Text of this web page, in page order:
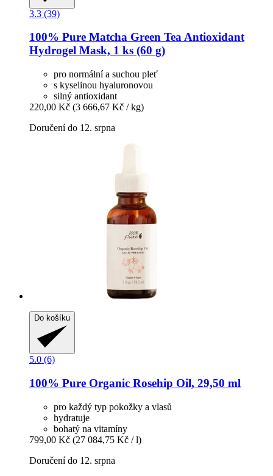
3.3 (39)
100% Pure Matcha Green Tea Antioxidant
Hydrogel Mask, 1 ks (60 g)
pro normální a suchou pleť
s kyselinou hyaluronovou
silný antioxidant
220,00 Kč (3 666,67 Kč / kg)
Doručení do 12. srpna
Do košíku
5.0 (6)
100% Pure Organic Rosehip Oil, 29,50 ml
pro každý typ pokožky a vlasů
hydratuje
bohatý na vitamíny
799,00 Kč (27 084,75 Kč / l)
Doručení do 12. srpna